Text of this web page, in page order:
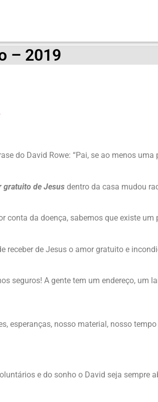
– 2019
do David Rowe: “Pai, se ao menos
gratuito de Jesus dentro da casa mudou
da doença, sabemos que existe
receber de Jesus o amor gratuito e
seguros! A gente tem um endereço, um
esperanças, nosso material, nosso
e do sonho o David seja sempre